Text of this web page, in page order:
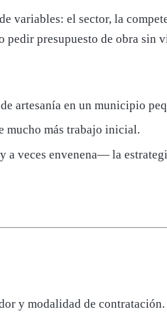
variables: el sector, la
pedir presupuesto de obra sin
artesanía en un municipio
mucho más trabajo inicial.
a veces envenena— la
y modalidad de contratación.